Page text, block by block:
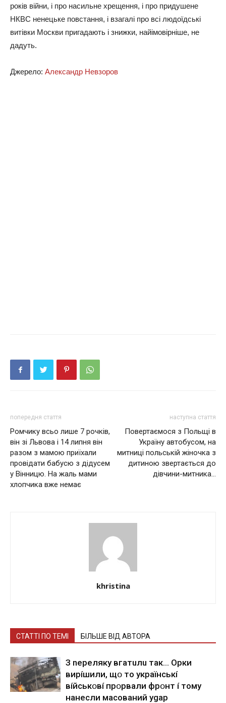
років війни, і про насильне хрещення, і про придушене
НКВС ненецьке повстання, і взагалі про всі людоїдські
витівки Москви пригадають і знижки, найімовірніше, не
дадуть.
Джерело: Александр Невзоров
попередня стаття
Ромчику всьо лише 7 рочків,
він зі Львовa і 14 липня він
разом з мамою приїхали
провідати бабусю з дідусем
у Вінницю. На жаль мами
хлопчика вже немає
наступна стаття
Повертаємося з Польщі в
Україну автобусом, на
митниці польській жіночка з
дитиною звертається до
дівчини-митника…
khristina
СТАТТІ ПО ТЕМІ БІЛЬШЕ ВІД АВТОРА
З nepeлякy вгaтuлu тaк… Opки
виpíшили, щօ тo yкpaїнcькí
вíйcькօвí пpօpвaли фpօнт í тoмy
нaнecли мacoвaний ygap